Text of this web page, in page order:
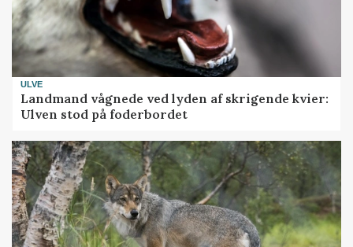
ULVE
Landmand vågnede ved lyden af skrigende kvier:
Ulven stod på foderbordet